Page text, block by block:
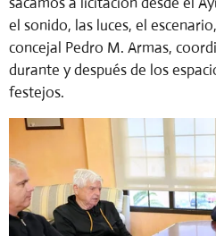
el sonido, las luces, el
concejal Pedro M. Armas,
durante y después de los
festejos.